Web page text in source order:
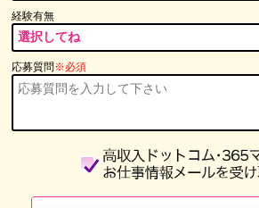
経験有無
応募質問※必須